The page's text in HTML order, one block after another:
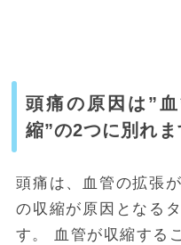
頭痛の原因は”
縮”の2つに別れま
頭痛は、血管の拡張
の収縮が原因となる
す。 血管が収縮する